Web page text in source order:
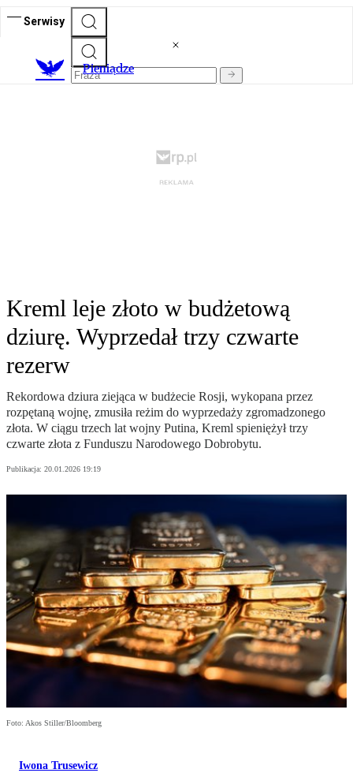
Serwisy
Pieniądze
Kreml leje złoto w budżetową
dziurę. Wyprzedał trzy czwarte
rezerw
Rekordowa dziura ziejąca w budżecie Rosji, wykopana przez
rozpętaną wojnę, zmusiła reżim do wyprzedaży zgromadzonego
złota. W ciągu trzech lat wojny Putina, Kreml spieniężył trzy
czwarte złota z Funduszu Narodowego Dobrobytu.
Publikacja: 20.01.2026 19:19
Foto: Akos Stiller/Bloomberg
Iwona Trusewicz